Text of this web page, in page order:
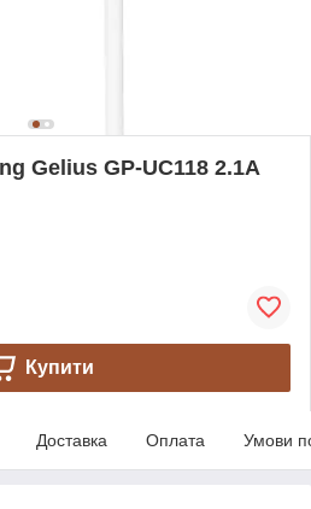
Gelius GP-UC118 2.1A
Купити
Доставка Оплата Умови